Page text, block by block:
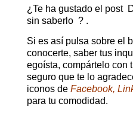
¿Te ha gustado el post
sin saberlo ? .
Si es así pulsa sobre el
conocerte, saber tus
egoísta, compártelo con
seguro que te lo
iconos de Facebook,
para tu comodidad.